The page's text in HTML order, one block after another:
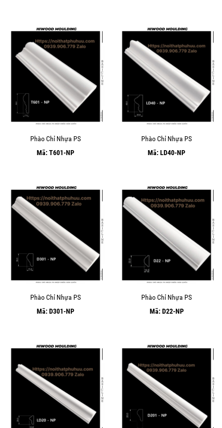
Phào Chỉ Nhựa PS
Mã: T601-NP
Phào Chỉ Nhựa PS
Mã: LD40-NP
Phào Chỉ Nhựa PS
Mã: D301-NP
Phào Chỉ Nhựa PS
Mã: D22-NP